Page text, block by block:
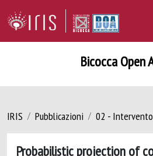
Bicocca Open
IRIS Pubblicazioni 02 -
Probabilistic projection of